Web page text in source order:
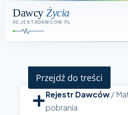
Przejdź do treści
Rejestr Dawców/
pobrania